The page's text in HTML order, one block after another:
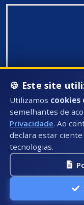
Todos
🍪 Este site
Utilizamos cookies
semelhantes de
Privacidade. Ao
declara estar ciente
tecnologias.